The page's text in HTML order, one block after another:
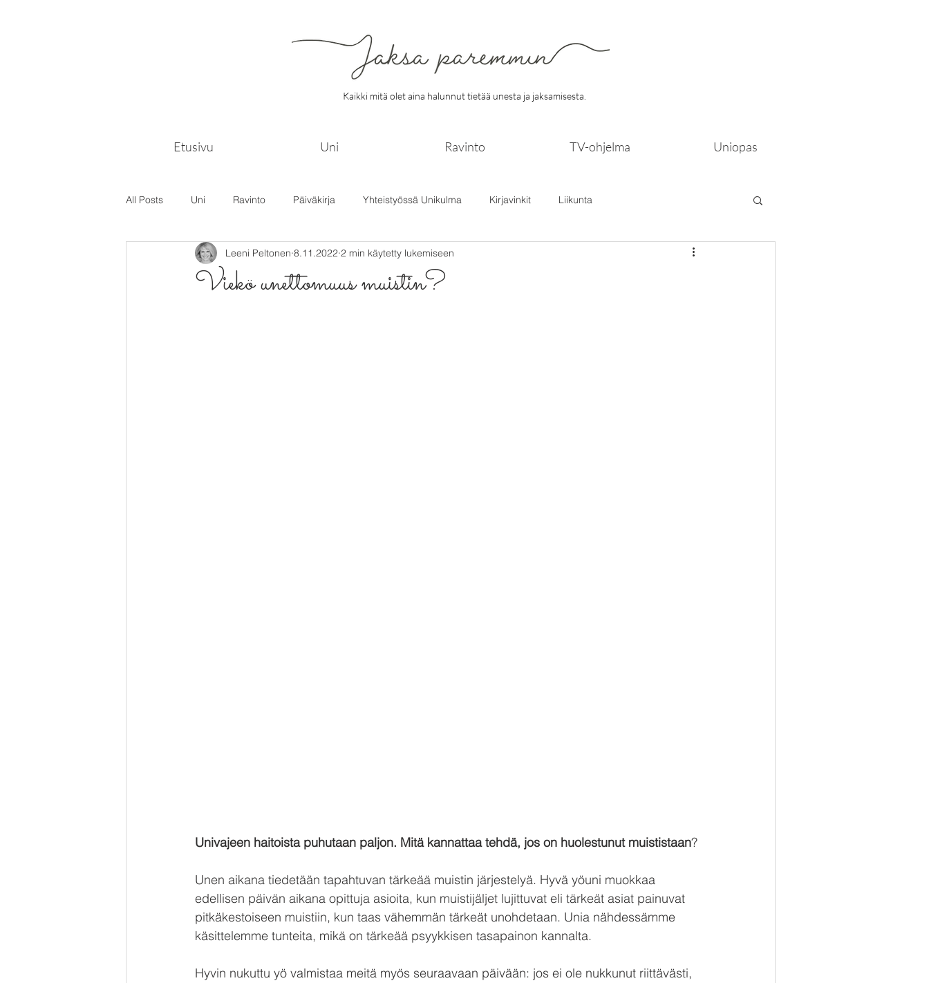
Kaikki mitä olet aina halunnut tietää unesta ja jaksamisesta.
Etusivu Uni Ravinto TV-ohjelma Uniopas
All Posts Uni Ravinto Päiväkirja Yhteistyössä Unikulma Kirjavinkit Liikunta
Viekö unettomuus muistin?
Leeni Peltonen 8.11.2022 2 min käytetty lukemiseen
Univajeen haitoista puhutaan paljon. Mitä kannattaa tehdä, jos on huolestunut muististaan?
Unen aikana tiedetään tapahtuvan tärkeää muistin järjestelyä. Hyvä yöuni muokkaa
edellisen päivän aikana opittuja asioita, kun muistijäljet lujittuvat eli tärkeät asiat painuvat
pitkäkestoiseen muistiin, kun taas vähemmän tärkeät unohdetaan. Unia nähdessämme
käsittelemme tunteita, mikä on tärkeää psyykkisen tasapainon kannalta.
Hyvin nukuttu yö valmistaa meitä myös seuraavaan päivään: jos ei ole nukkunut riittävästi,